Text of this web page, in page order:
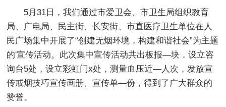
5月31日，我们通过市爱卫会、市卫生局组织教育
局、广电局、民主街、长安街、市直医疗卫生单位在人
民广场集中开展了“创建无烟环境，构建和谐社会”为主题
的'宣传活动。此次集中宣传活动共出板报—块，设立咨
询台5处，设立彩虹门x处，测量血压近—人次，发放宣
传戒烟技巧宣传画册、宣传单—份，得到了广大群众的
赞誉。